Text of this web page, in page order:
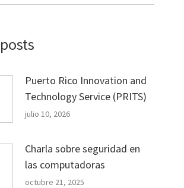
Puerto Rico Innovation and
Technology Service (PRITS)
julio 10, 2026
Charla sobre seguridad en
las computadoras
octubre 21, 2025